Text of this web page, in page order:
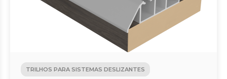
TRILHOS PARA SISTEMAS DESLIZANTES